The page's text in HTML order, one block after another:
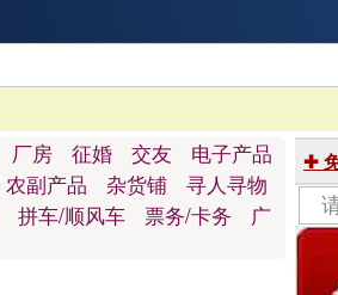
✚
厂房 征婚 交友
电子产品
农副产品 杂货铺 寻人寻物
拼车/顺风车 票务/卡务
广